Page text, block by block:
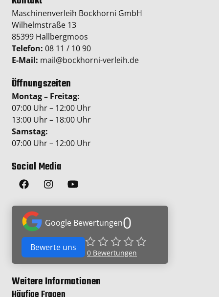
Maschinenverleih Bockhorni GmbH
Wilhelmstraße 13
85399 Hallbergmoos
Telefon: 08 11 / 10 90
E-Mail: mail@bockhorni-verleih.de
Öffnungszeiten
Montag – Freitag:
07:00 Uhr – 12:00 Uhr
13:00 Uhr – 18:00 Uhr
Samstag:
07:00 Uhr – 12:00 Uhr
Social Media
Google Bewertungen0
Bewerte uns
0 Bewertungen
Weitere Informationen